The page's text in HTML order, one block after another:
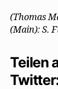
(Thomas
(Main): S.
Teilen